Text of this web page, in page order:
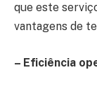
que este
vantagens de
– Eficiência